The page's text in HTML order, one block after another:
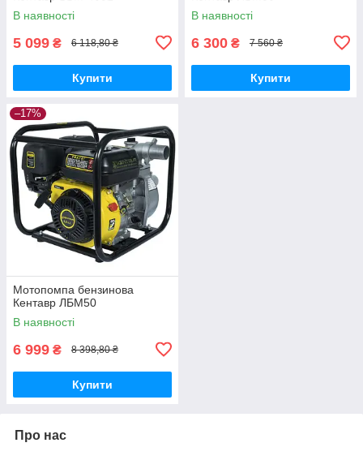
В наявності
5 099 ₴ 6 118,80 ₴
Купити
В наявності
6 300 ₴ 7 560 ₴
Купити
–17%
Мотопомпа бензинова
Кентавр ЛБМ50
В наявності
6 999 ₴ 8 398,80 ₴
Купити
Про нас